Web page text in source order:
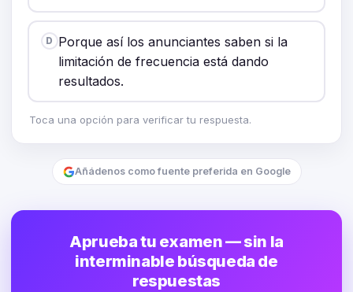
D Porque así los anunciantes saben si la
limitación de frecuencia está dando
resultados.
Toca una opción para verificar tu respuesta.
Añádenos como fuente preferida en Google
Aprueba tu examen — sin la
interminable búsqueda de
respuestas